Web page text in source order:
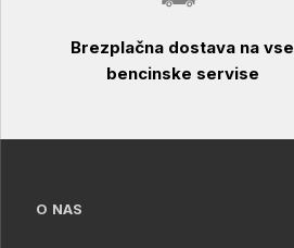
Brezplačna dostava na vse
bencinske servise
O NAS